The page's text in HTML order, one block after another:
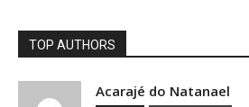
TOP AUTHORS
Acarajé do Natanael